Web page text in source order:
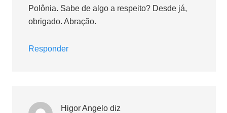
Polônia. Sabe de algo a respeito? Desde já,
obrigado. Abração.
Responder
Higor Angelo diz